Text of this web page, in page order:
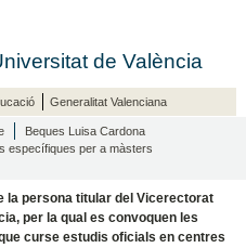
de València
Generalitat Valenciana
Beques Luisa Cardona
específiques per a màsters
la persona titular del Vicerectorat
per la qual es convoquen les
curse estudis oficials en centres